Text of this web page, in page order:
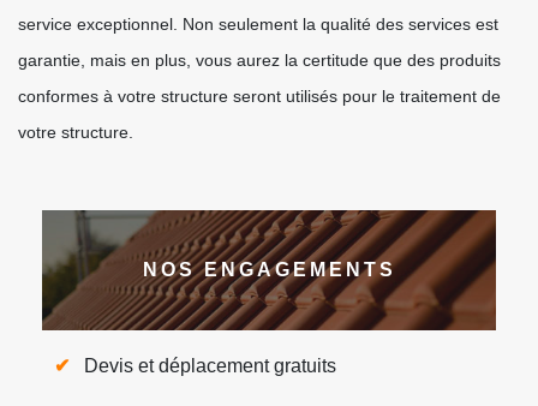
service exceptionnel. Non seulement la qualité des services est
garantie, mais en plus, vous aurez la certitude que des produits
conformes à votre structure seront utilisés pour le traitement de
votre structure.
NOS ENGAGEMENTS
Devis et déplacement gratuits